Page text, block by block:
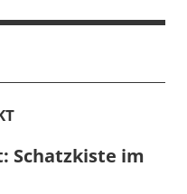
Schatzkiste im